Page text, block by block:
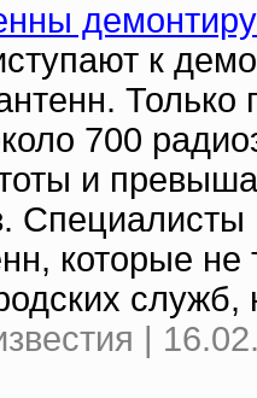
к
Только
700
и
Специалисты
которые не
|